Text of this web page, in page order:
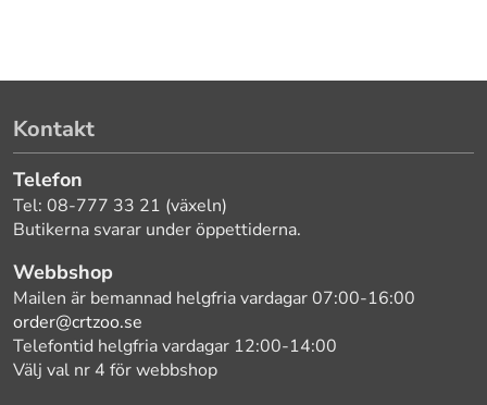
Kontakt
Telefon
Tel: 08-777 33 21 (växeln)
Butikerna svarar under öppettiderna.
Webbshop
Mailen är bemannad helgfria vardagar 07:00-16:00
order@crtzoo.se
Telefontid helgfria vardagar 12:00-14:00
Välj val nr 4 för webbshop